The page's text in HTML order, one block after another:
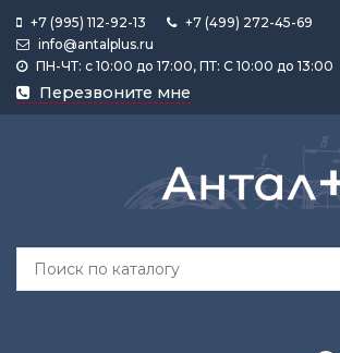
+7 (995) 112-92-13
+7 (499) 272-45-69
info@antalplus.ru
ПН-ЧТ: с 10:00 до 17:00, ПТ: С 10:00 до 13:00
Перезвоните мне
Каталог
продукции
Лента